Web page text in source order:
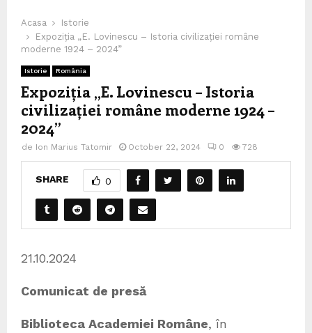
Acasa
Istorie
Expoziția „E. Lovinescu – Istoria civilizației române
moderne 1924 – 2024”
Istorie România
Expoziția „E. Lovinescu – Istoria
civilizației române moderne 1924 –
2024”
de Ion Marius Tatomir October 22, 2024 0 728
SHARE 0
21.10.2024
Comunicat de presă
Biblioteca Academiei Române, în